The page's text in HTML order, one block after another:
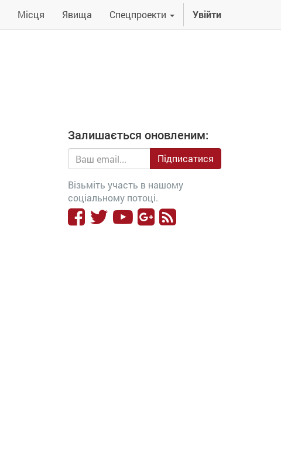
Місця Явища Спецпроекти Увійти
Залишається оновленим:
Підписатися
Візьміть участь в нашому
соціальному потоці.